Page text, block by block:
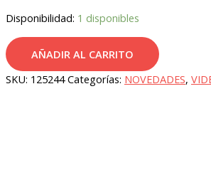
Disponibilidad: 1 disponibles
Taza
termo
AÑADIR AL CARRITO
SKU: 125244 Categorías: NOVEDADES,